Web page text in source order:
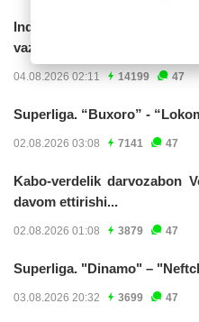
Indoneziya prezidenti
vazifa deb...
04.08.2026 02:11 14199 47
Superliga. “Buxoro” -
02.08.2026 03:08 7141 47
Kabo-verdelik darvozabon
davom ettirishi...
02.08.2026 01:08 3879 47
Superliga. "Dinamo" –
03.08.2026 20:32 3699 47